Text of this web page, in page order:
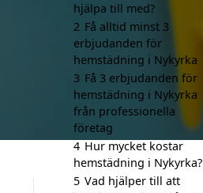
hjälpa till med?
2 Få alltid minst 3
erbjudanden för
hemstädning i Nykyrka
3 Få 3 erbjudanden för
hemstädning i Nykyrka
från professionella
företag
4 Hur mycket kostar
hemstädning i Nykyrka?
5 Vad hjälper till att